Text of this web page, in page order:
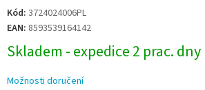
Měrná
cena:
Kód: 3724024006PL
EAN: 8593539164142
Skladem - expedice 2 prac. dny
Možnosti doručení